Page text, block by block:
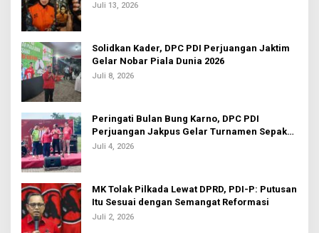
Juli 13, 2026
Solidkan Kader, DPC PDI Perjuangan Jaktim
Gelar Nobar Piala Dunia 2026
Juli 8, 2026
Peringati Bulan Bung Karno, DPC PDI
Perjuangan Jakpus Gelar Turnamen Sepak
Bola U-20
Juli 4, 2026
MK Tolak Pilkada Lewat DPRD, PDI-P: Putusan
Itu Sesuai dengan Semangat Reformasi
Juli 2, 2026